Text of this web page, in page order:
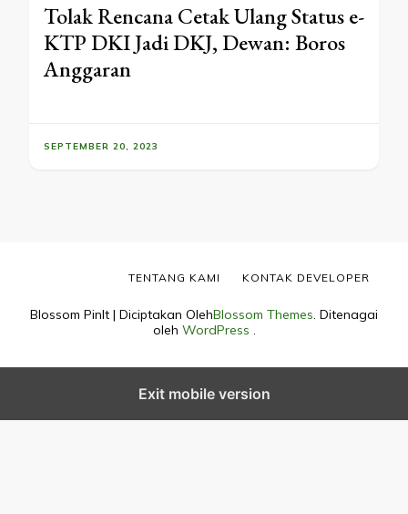
Tolak Rencana Cetak Ulang Status e-
KTP DKI Jadi DKJ, Dewan: Boros
Anggaran
SEPTEMBER 20, 2023
Blossom PinIt | Diciptakan OlehBlossom Themes. Ditenagai
oleh WordPress .
TENTANG KAMI KONTAK DEVELOPER
Exit mobile version